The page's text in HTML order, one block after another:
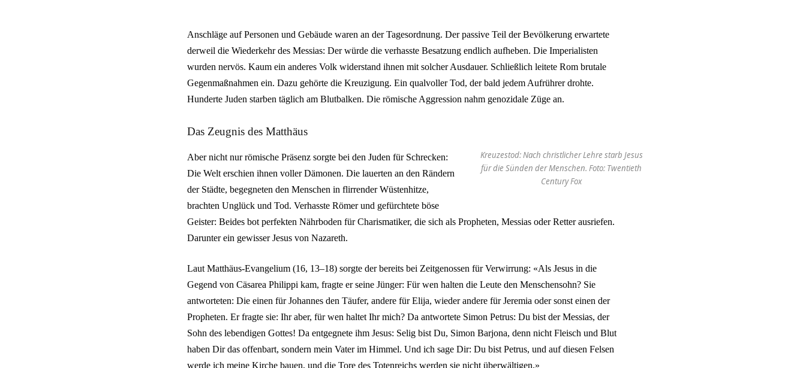
Anschläge auf Personen und Gebäude waren an der Tagesordnung. Der passive Teil der Bevölkerung erwartete
derweil die Wiederkehr des Messias: Der würde die verhasste Besatzung endlich aufheben. Die Imperialisten
wurden nervös. Kaum ein anderes Volk widerstand ihnen mit solcher Ausdauer. Schließlich leitete Rom brutale
Gegenmaßnahmen ein. Dazu gehörte die Kreuzigung. Ein qualvoller Tod, der bald jedem Aufrührer drohte.
Hunderte Juden starben täglich am Blutbalken. Die römische Aggression nahm genozidale Züge an.
Kreuzestod: Nach christlicher Lehre starb Jesus
für die Sünden der Menschen. Foto: Twentieth
Century Fox
Das Zeugnis des Matthäus
Aber nicht nur römische Präsenz sorgte bei den Juden für Schrecken:
Die Welt erschien ihnen voller Dämonen. Die lauerten an den Rändern
der Städte, begegneten den Menschen in flirrender Wüstenhitze,
brachten Unglück und Tod. Verhasste Römer und gefürchtete böse
Geister: Beides bot perfekten Nährboden für Charismatiker, die sich als Propheten, Messias oder Retter ausriefen.
Darunter ein gewisser Jesus von Nazareth.
Laut Matthäus-Evangelium (16, 13–18) sorgte der bereits bei Zeitgenossen für Verwirrung: «Als Jesus in die
Gegend von Cäsarea Philippi kam, fragte er seine Jünger: Für wen halten die Leute den Menschensohn? Sie
antworteten: Die einen für Johannes den Täufer, andere für Elija, wieder andere für Jeremia oder sonst einen der
Propheten. Er fragte sie: Ihr aber, für wen haltet Ihr mich? Da antwortete Simon Petrus: Du bist der Messias, der
Sohn des lebendigen Gottes! Da entgegnete ihm Jesus: Selig bist Du, Simon Barjona, denn nicht Fleisch und Blut
haben Dir das offenbart, sondern mein Vater im Himmel. Und ich sage Dir: Du bist Petrus, und auf diesen Felsen
werde ich meine Kirche bauen, und die Tore des Totenreichs werden sie nicht überwältigen.»